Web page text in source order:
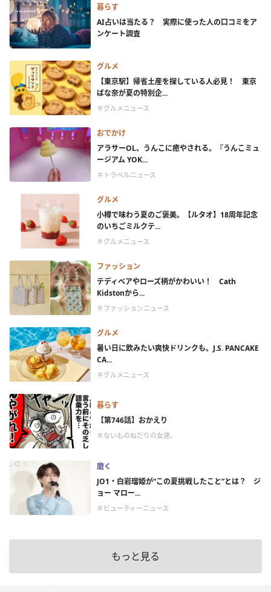
暮らす
AI占いは当たる？ 実際に使った人の口コミをア
ンケート調査
グルメ
【東京駅】帰省土産を探している人必見！ 東京
ばな奈が夏の特別企...
＃グルメニュース
おでかけ
アラサーOL、うんこに癒やされる。『うんこミュ
ージアム YOK...
＃トラベルニュース
グルメ
小樽で味わう夏のご褒美。【ルタオ】18周年記念
のいちごミルクテ...
＃グルメニュース
ファッション
テディベアやローズ柄がかわいい！ Cath
Kidstonから...
＃ファッションニュース
グルメ
暑い日に飲みたい爽快ドリンクも。J.S. PANCAKE
CA...
＃グルメニュース
暮らす
【第746話】おかえり
＃ないものねだりの女達。
磨く
JO1・白岩瑠姫が“この夏挑戦したこと”とは？ ジ
ョー マロー...
＃ビューティーニュース
もっと見る